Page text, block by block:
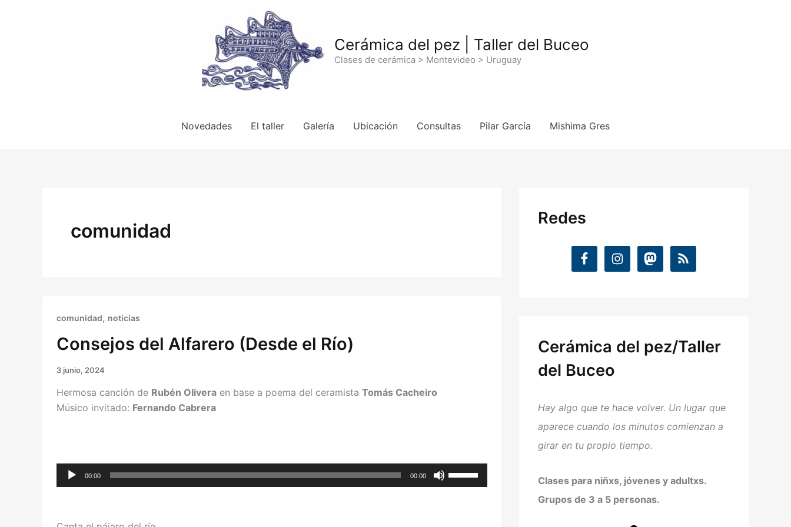
Cerámica del pez | Taller del Buceo
Clases de cerámica > Montevideo > Uruguay
Novedades El taller Galería Ubicación Consultas Pilar García Mishima Gres
comunidad
comunidad, noticias
Consejos del Alfarero (Desde el Río)
3 junio, 2024
Hermosa canción de Rubén Olivera en base a poema del ceramista Tomás Cacheiro
Músico invitado: Fernando Cabrera
Reproductor
de
00:00 00:00
las
Redes
Cerámica del pez/Taller
del Buceo
Hay algo que te hace volver. Un lugar que
aparece cuando los minutos comienzan a
girar en tu propio tiempo.
Clases para niñxs, jóvenes y adultxs.
Grupos de 3 a 5 personas.